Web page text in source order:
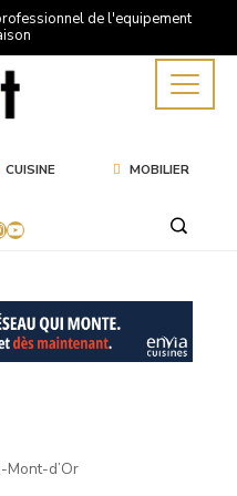
de l'equipement
CUISINE MOBILIER
YouTube
Mont-d’Or